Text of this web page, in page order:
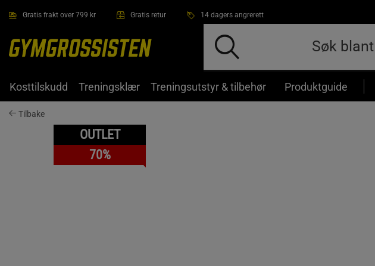
Gratis frakt over 799 kr Gratis retur 14 dagers angrerett
Kosttilskudd Treningsklær Treningsutstyr & tilbehør Produktguide
Tilbake
OUTLET
70%